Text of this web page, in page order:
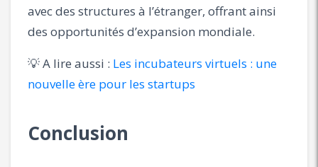
avec des structures à l’étranger, offrant ainsi
des opportunités d’expansion mondiale.
💡 A lire aussi : Les incubateurs virtuels : une
nouvelle ère pour les startups
Conclusion